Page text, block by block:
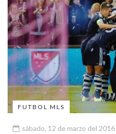
FUTBOL MLS
sábado, 12 de marzo del 2016